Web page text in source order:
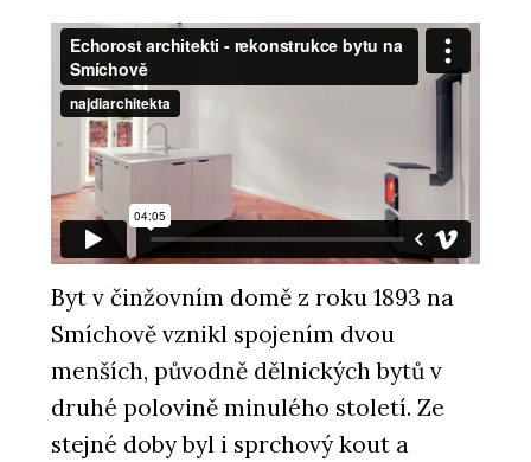
Byt v činžovním domě z roku 1893 na
Smíchově vznikl spojením dvou
menších, původně dělnických bytů v
druhé polovině minulého století. Ze
stejné doby byl i sprchový kout a